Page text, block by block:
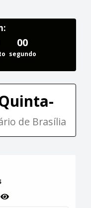
00
segundo
de Brasília